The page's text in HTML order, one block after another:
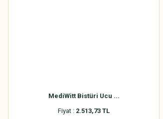
MediWitt Bistüri Ucu ...
Fiyat : 2.513,73 TL